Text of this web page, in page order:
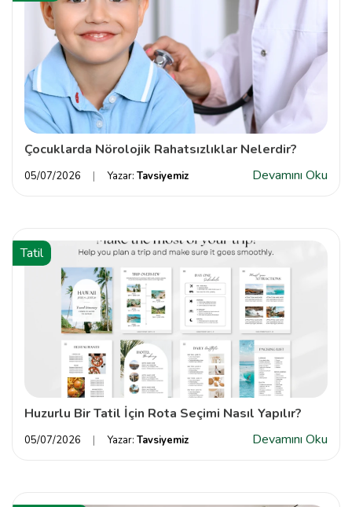
Çocuklarda Nörolojik Rahatsızlıklar Nelerdir?
05/07/2026 Yazar: Tavsiyemiz Devamını Oku
Tatil
Huzurlu Bir Tatil İçin Rota Seçimi Nasıl Yapılır?
05/07/2026 Yazar: Tavsiyemiz Devamını Oku